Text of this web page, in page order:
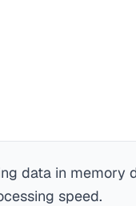
data in memory
speed.